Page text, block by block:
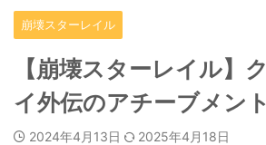
崩壊スターレイル
【崩壊スターレイル】
イ外伝のアチーブメン
2024年4月13日 2025年4月18日